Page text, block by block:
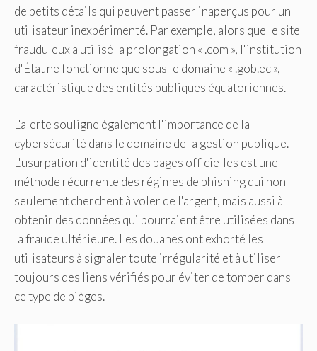
de petits détails qui peuvent passer inaperçus pour un
utilisateur inexpérimenté. Par exemple, alors que le site
frauduleux a utilisé la prolongation « .com », l'institution
d'État ne fonctionne que sous le domaine « .gob.ec »,
caractéristique des entités publiques équatoriennes.
L'alerte souligne également l'importance de la
cybersécurité dans le domaine de la gestion publique.
L'usurpation d'identité des pages officielles est une
méthode récurrente des régimes de phishing qui non
seulement cherchent à voler de l'argent, mais aussi à
obtenir des données qui pourraient être utilisées dans
la fraude ultérieure. Les douanes ont exhorté les
utilisateurs à signaler toute irrégularité et à utiliser
toujours des liens vérifiés pour éviter de tomber dans
ce type de pièges.